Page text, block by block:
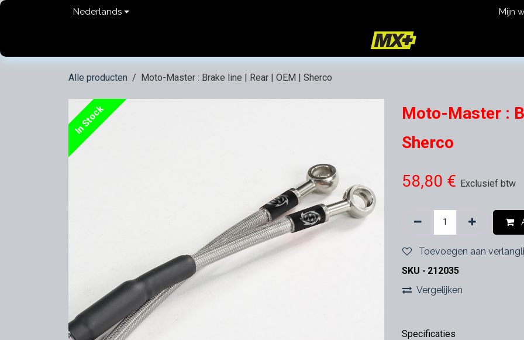
Overslaan naar inhoud
Nederlands Mijn
Terms and Conditions
Alle producten Moto-Master : Brake line | Rear | OEM | Sherco
In Stock
Moto-Master :
Sherco
58,80 € Exclusief btw
Toevoegen aan
SKU - 212035
Vergelijken
Specificaties